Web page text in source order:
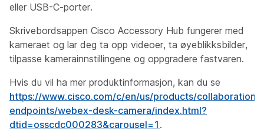
eller USB-C-porter.
Skrivebordsappen Cisco Accessory Hub fungerer med
kameraet og lar deg ta opp videoer, ta øyeblikksbilder,
tilpasse kamerainnstillingene og oppgradere fastvaren.
Hvis du vil ha mer produktinformasjon, kan du se
https://www.cisco.com/c/en/us/products/collaboration-
endpoints/webex-desk-camera/index.html?
dtid=osscdc000283&carousel=1 .